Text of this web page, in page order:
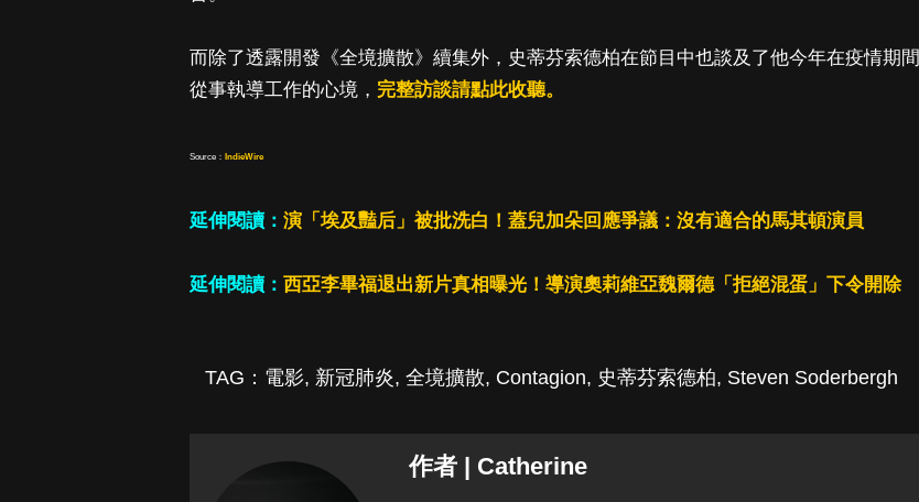
而除了透露開發《全境擴散》續集外，史蒂芬索德柏在節目中也談及了他今年在疫情期間
從事執導工作的心境， 完整訪談請點此收聽。
Source： IndieWire
延伸閱讀： 演「埃及豔后」被批洗白！蓋兒加朵回應爭議：沒有適合的馬其頓演員
延伸閱讀： 西亞李畢福退出新片真相曝光！導演奧莉維亞魏爾德「拒絕混蛋」下令開除
TAG： 電影, 新冠肺炎, 全境擴散, Contagion, 史蒂芬索德柏, Steven Soderbergh
作者 | Catherine